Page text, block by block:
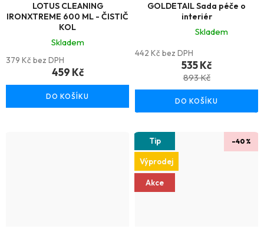
LOTUS CLEANING
IRONXTREME 600 ML - ČISTIČ
KOL
Skladem
379 Kč bez DPH
459 Kč
DO KOŠÍKU
GOLDETAIL Sada péče o
interiér
je
5,0
hvězdiček.
Skladem
442 Kč bez DPH
535 Kč
893 Kč
DO KOŠÍKU
–40 %
Tip
Výprodej
Akce